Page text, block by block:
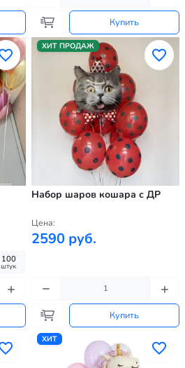
Купить
100
штук
ХИТ ПРОДАЖ
Набор шаров кошара с ДР
Цена:
2590 руб.
Купить
ХИТ